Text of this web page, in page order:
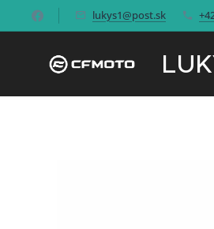
lukys1@post.sk